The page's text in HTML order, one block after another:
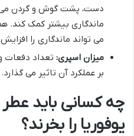
دست، پشت گوش و گردن می
ماندگاری بیشتر کمک کند.
می تواند ماندگاری را
میزان اسپری: تعداد دفعات
بر عملکرد آن تاثیر می گذارد.
چه کسانی باید
یوفوریا را بخرند؟